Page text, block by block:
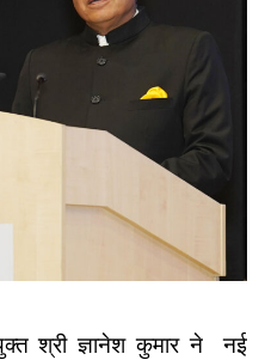
श्री ज्ञानेश कुमार ने नई